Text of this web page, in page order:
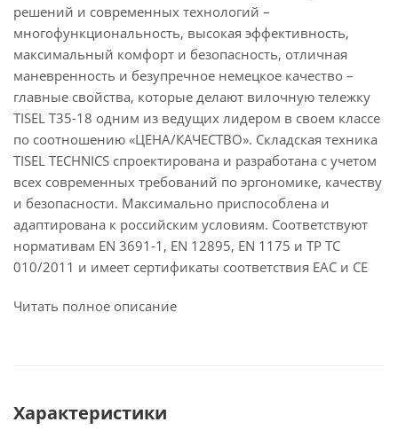
решений и современных технологий –
многофункциональность, высокая эффективность,
максимальный комфорт и безопасность, отличная
маневренность и безупречное немецкое качество –
главные свойства, которые делают вилочную тележку
TISEL T35-18 одним из ведущих лидером в своем классе
по соотношению «ЦЕНА/КАЧЕСТВО». Складская техника
TISEL TECHNICS спроектирована и разработана с учетом
всех современных требований по эргономике, качеству
и безопасности. Максимально приспособлена и
адаптирована к российским условиям. Соответствуют
нормативам EN 3691-1, EN 12895, EN 1175 и ТР ТС
010/2011 и имеет сертификаты соответствия EAC и CE
Читать полное описание
Характеристики